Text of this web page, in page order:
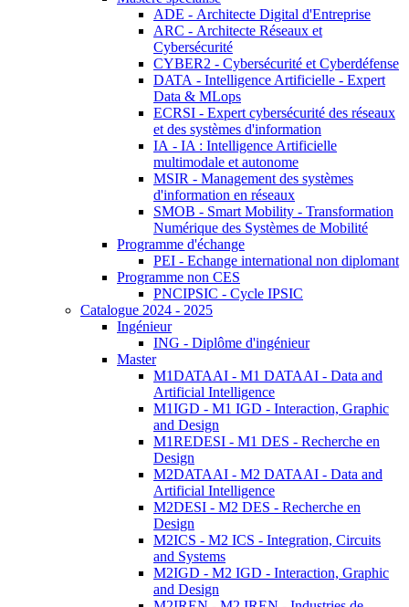
ADE - Architecte Digital d'Entreprise
ARC - Architecte Réseaux et
Cybersécurité
CYBER2 - Cybersécurité et Cyberdéfense
DATA - Intelligence Artificielle - Expert
Data & MLops
ECRSI - Expert cybersécurité des réseaux
et des systèmes d'information
IA - IA : Intelligence Artificielle
multimodale et autonome
MSIR - Management des systèmes
d'information en réseaux
SMOB - Smart Mobility - Transformation
Numérique des Systèmes de Mobilité
Programme d'échange
PEI - Echange international non diplomant
Programme non CES
PNCIPSIC - Cycle IPSIC
Catalogue 2024 - 2025
Ingénieur
ING - Diplôme d'ingénieur
Master
M1DATAAI - M1 DATAAI - Data and
Artificial Intelligence
M1IGD - M1 IGD - Interaction, Graphic
and Design
M1REDESI - M1 DES - Recherche en
Design
M2DATAAI - M2 DATAAI - Data and
Artificial Intelligence
M2DESI - M2 DES - Recherche en
Design
M2ICS - M2 ICS - Integration, Circuits
and Systems
M2IGD - M2 IGD - Interaction, Graphic
and Design